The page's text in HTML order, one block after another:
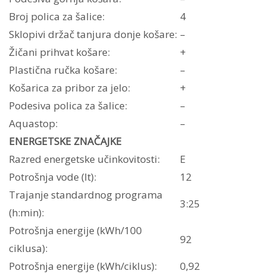
Broj polica za šalice:
4
Sklopivi držač tanjura donje košare: –
Žičani prihvat košare:
+
Plastična ručka košare:
–
Košarica za pribor za jelo:
+
Podesiva polica za šalice:
–
Aquastop:
–
ENERGETSKE ZNAČAJKE
Razred energetske učinkovitosti:
E
Potrošnja vode (lt):
12
Trajanje standardnog programa
(h:min):
3:25
Potrošnja energije (kWh/100
ciklusa):
92
Potrošnja energije (kWh/ciklus):
0,92